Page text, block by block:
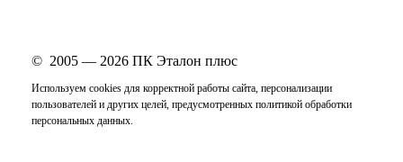
© 2005 — 2026ПК Эталон плюс
Используем cookies для корректной работы сайта, персонализации
пользователей и других целей, предусмотренных политикой обработки
персональных данных.